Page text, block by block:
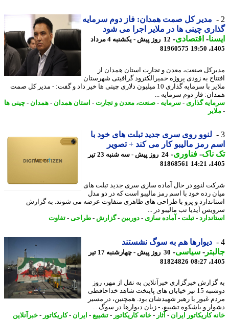
مدیر کل صمت همدان: فاز دوم سرمایه
چینی ها در ملایر اجرا می شود
-اقتصادی-
12 روز پیش - یکشنبه 4 مرداد
81960575
صنعت، معدن و تجارت استان همدان از
به زودی پروژه خمیرالکترود گرافیتی شهرستان
ملایر با سرمایه گذاری 10 میلیون دلاری چینی ها خیر داد و گفت: - مدیر کل صمت
فاز دوم سرمایه ...
گذاری- سرمایه -صنعت، معدن و تجارت- استان همدان- همدان- چینی ها
لنوو روی سری جدید تبلت های خود با
رمز مالیبو کار می کند + تصویر
-فناوری-
24 روز پیش - سه شنبه 23 تیر
81868561
لنوو در حال آماده سازی سری جدید تبلت های
رده خود با اسم رمز مالیبو است که در دو مدل
و پرو با طراحی های ظاهری متفاوت عرضه می شوند. به گزارش
آیدیا تب مالیبو در ...
- تبلت-آماده سازی- دوربین-گزارش -طراحی -تفاوت
دیوارها هم به سوگ نشستند
-سیاسی-
30 روز پیش - چهارشنبه 17 تیر
81824826
خبرگزاری خبرآنلاین به نقل از مهر، روز
دوشنبه 15 تیر خیابان های پایتخت شاهد خداحافظی
غیور با رهبر شهیدشان بود. همچنین، در مسیر
و باشکوه تشییع، - زبان دیوارها در سوگ ...
کاریکاتور ایران - آثار- خانه کاریکاتور-تشییع-ایران - کاریکاتور-خبرآنلاین